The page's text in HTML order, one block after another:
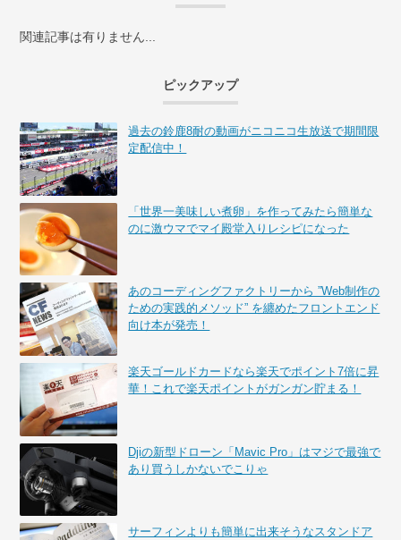
関連記事は有りません...
ピックアップ
過去の鈴鹿8耐の動画がニコニコ生放送で期間限
定配信中！
「世界一美味しい煮卵」を作ってみたら簡単な
のに激ウマでマイ殿堂入りレシピになった
あのコーディングファクトリーから ”Web制作の
ための実践的メソッド” を纏めたフロントエンド
向け本が発売！
楽天ゴールドカードなら楽天でポイント7倍に昇
華！これで楽天ポイントがガンガン貯まる！
Djiの新型ドローン「Mavic Pro」はマジで最強で
あり買うしかないでこりゃ
サーフィンよりも簡単に出来そうなスタンドア